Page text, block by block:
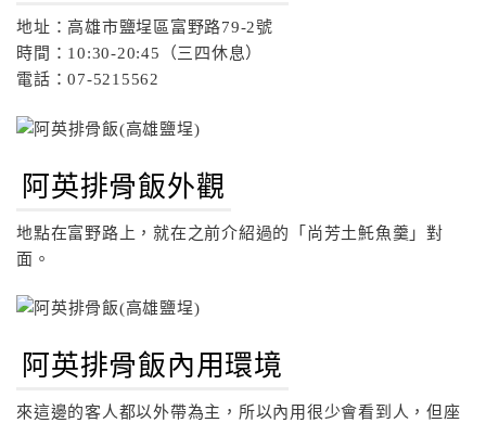
地址：高雄市鹽埕區富野路79-2號
時間：10:30-20:45（三四休息）
電話：07-5215562
阿英排骨飯外觀
地點在富野路上，就在之前介紹過的「尚芳土魠魚羹」對
面。
阿英排骨飯內用環境
來這邊的客人都以外帶為主，所以內用很少會看到人，但座